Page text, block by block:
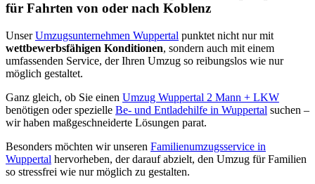
für Fahrten von oder nach Koblenz
UnserUmzugsunternehmen Wuppertal punktet nicht nur mit
wettbewerbsfähigen Konditionen, sondern auch mit einem
umfassenden Service, der Ihren Umzug so reibungslos wie nur
möglich gestaltet.
Ganz gleich, ob Sie einen Umzug Wuppertal 2 Mann + LKW
benötigen oder spezielle Be- und Entladehilfe in Wuppertal suchen –
wir haben maßgeschneiderte Lösungen parat.
Besonders möchten wir unseren Familienumzugsservice in
Wuppertal hervorheben, der darauf abzielt, den Umzug für Familien
so stressfrei wie nur möglich zu gestalten.